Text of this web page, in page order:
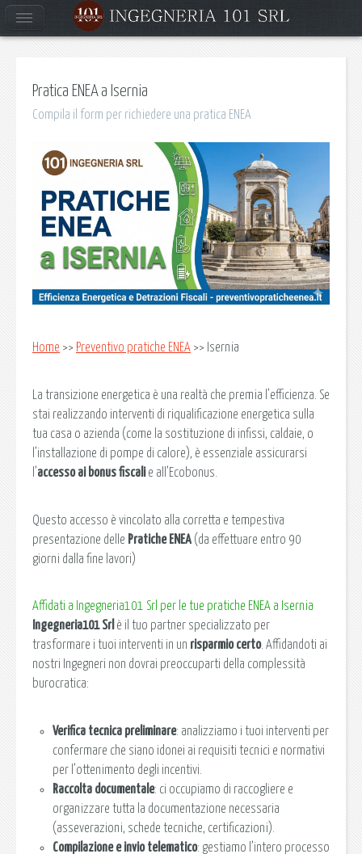
Pratica ENEA a Isernia
Compila il form per richiedere una pratica ENEA
Home >> Preventivo pratiche ENEA >> Isernia
La transizione energetica è una realtà che premia l’efficienza. Se
stai realizzando interventi di riqualificazione energetica sulla
tua casa o azienda (come la sostituzione di infissi, caldaie, o
l’installazione di pompe di calore), è essenziale assicurarsi
l’accesso ai bonus fiscalie all’Ecobonus.
Questo accesso è vincolato alla corretta e tempestiva
presentazione delle Pratiche ENEA (da effettuare entro 90
giorni dalla fine lavori)
Affidati a Ingegneria101 Srl per le tue pratiche ENEA a Isernia
Ingegneria101 Srl è il tuo partner specializzato per
trasformare i tuoi interventi in un risparmio certo. Affidandoti ai
nostri Ingegneri non dovrai preoccuparti della complessità
burocratica:
Verifica tecnica preliminare: analizziamo i tuoi interventi per
confermare che siano idonei ai requisiti tecnici e normativi
per l’ottenimento degli incentivi.
Raccolta documentale: ci occupiamo di raccogliere e
organizzare tutta la documentazione necessaria
(asseverazioni, schede tecniche, certificazioni).
Compilazione e invio telematico: gestiamo l’intero processo